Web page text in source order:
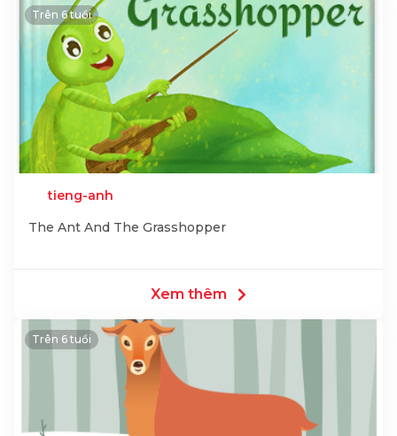
Trên 6 tuổi
tieng-anh
The Ant And The Grasshopper
Xem thêm
Trên 6 tuổi